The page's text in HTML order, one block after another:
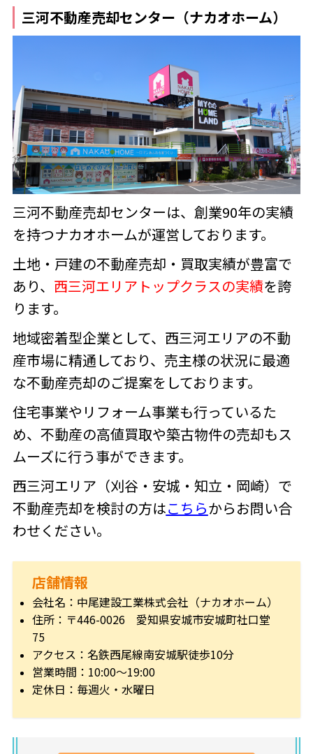
三河不動産売却センター（ナカオホーム）
三河不動産売却センターは、創業90年の実績
を持つナカオホームが運営しております。
土地・戸建の不動産売却・買取実績が豊富で
あり、 西三河エリアトップクラスの実績を誇
ります。
地域密着型企業として、西三河エリアの不動
産市場に精通しており、売主様の状況に最適
な不動産売却のご提案をしております。
住宅事業やリフォーム事業も行っているた
め、不動産の高値買取や築古物件の売却もス
ムーズに行う事ができます。
西三河エリア（刈谷・安城・知立・岡崎）で
不動産売却を検討の方はこちらからお問い合
わせください。
店舗情報
会社名：中尾建設工業株式会社（ナカオホーム）
住所：〒446-0026 愛知県安城市安城町社口堂
75
アクセス：名鉄西尾線南安城駅徒歩10分
営業時間：10:00～19:00
定休日：毎週火・水曜日